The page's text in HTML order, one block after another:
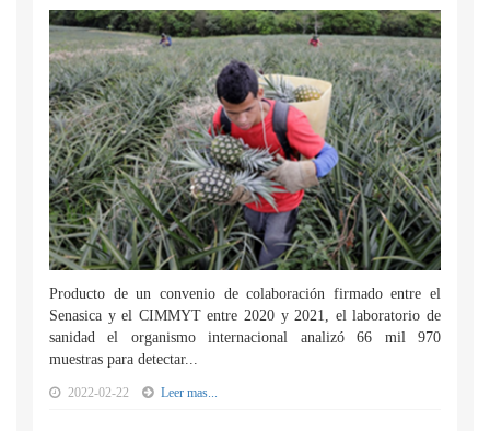
Producto de un convenio de colaboración firmado entre el
Senasica y el CIMMYT entre 2020 y 2021, el laboratorio de
sanidad el organismo internacional analizó 66 mil 970
muestras para detectar...
2022-02-22 Leer mas...